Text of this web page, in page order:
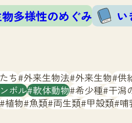
多様性のめぐみ い
ち 外来生物法 外来生物 供
ボル 軟体動物 希少種 干潟
植物 魚類 両生類 甲殻類 哺